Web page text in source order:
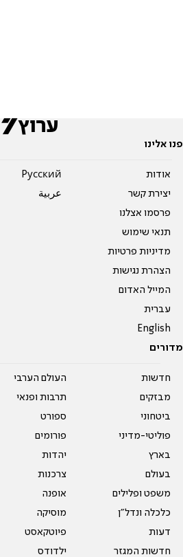
פנו אלינו
אודות
יצירת קשר
פרסמו אצלנו
תנאי שימוש
מדיניות פרטיות
הצהרת נגישות
המייל האדום
עברית
English
Pусский
عربية
מדורים
חדשות
מבזקים
ביטחוני
פוליטי-מדיני
בארץ
בעולם
משפט ופלילים
כלכלה ונדל"ן
דעות
חדשות המגזר
העולם הערבי
תרבות ופנאי
ספורט
פורומים
יהדות
צרכנות
אופנה
מוסיקה
פיוטקאסט
ילדודס